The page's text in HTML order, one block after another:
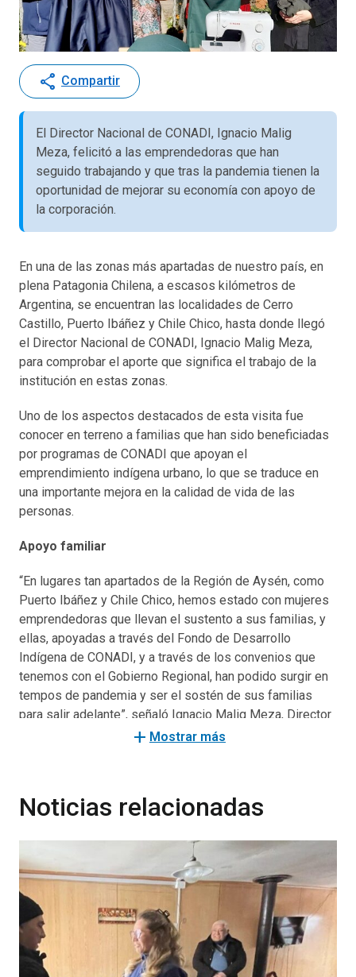
share Compartir
El Director Nacional de CONADI, Ignacio Malig
Meza, felicitó a las emprendedoras que han
seguido trabajando y que tras la pandemia tienen la
oportunidad de mejorar su economía con apoyo de
la corporación.
En una de las zonas más apartadas de nuestro país, en
plena Patagonia Chilena, a escasos kilómetros de
Argentina, se encuentran las localidades de Cerro
Castillo, Puerto Ibáñez y Chile Chico, hasta donde llegó
el Director Nacional de CONADI, Ignacio Malig Meza,
para comprobar el aporte que significa el trabajo de la
institución en estas zonas.
Uno de los aspectos destacados de esta visita fue
conocer en terreno a familias que han sido beneficiadas
por programas de CONADI que apoyan el
emprendimiento indígena urbano, lo que se traduce en
una importante mejora en la calidad de vida de las
personas.
Apoyo familiar
“En lugares tan apartados de la Región de Aysén, como
Puerto Ibáñez y Chile Chico, hemos estado con mujeres
emprendedoras que llevan el sustento a sus familias, y
ellas, apoyadas a través del Fondo de Desarrollo
Indígena de CONADI, y a través de los convenios que
tenemos con el Gobierno Regional, han podido surgir en
tempos de pandemia y ser el sostén de sus familias
para salir adelante”, señaló Ignacio Malig Meza, Director
Nacional de CONADI.
que ha tenido CONADI en toda la región y como seremi
para nuestros emprendedores puedan seguir trabajando,
y en tiempos tan difíciles como la pandemia, puedan
seguir desarrollando sus ideas de negocios.
Agradecemos enormemente la visita del Director
Nacional de CONADI, que llega hasta nuestros territorio
para poner en valor este gran aporte que como Gobierno
le estamos entregando a los usuarios de CONADI”,
add Mostrar más
Noticias relacionadas